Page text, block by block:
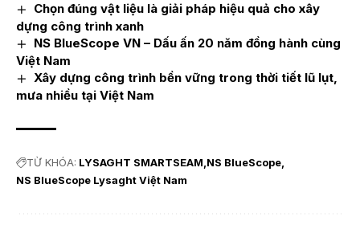
Chọn đúng vật liệu là giải pháp hiệu quả cho xây
dựng công trình xanh
NS BlueScope VN – Dấu ấn 20 năm đồng hành cùng
Việt Nam
Xây dựng công trình bền vững trong thời tiết lũ lụt,
mưa nhiều tại Việt Nam
TỪ KHÓA: LYSAGHT SMARTSEAM NS BlueScope
NS BlueScope Lysaght Việt Nam